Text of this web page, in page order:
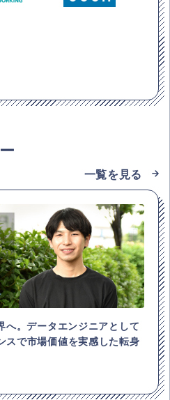
一覧を見る
へ。データエンジニアとして
スで市場価値を実感した転身